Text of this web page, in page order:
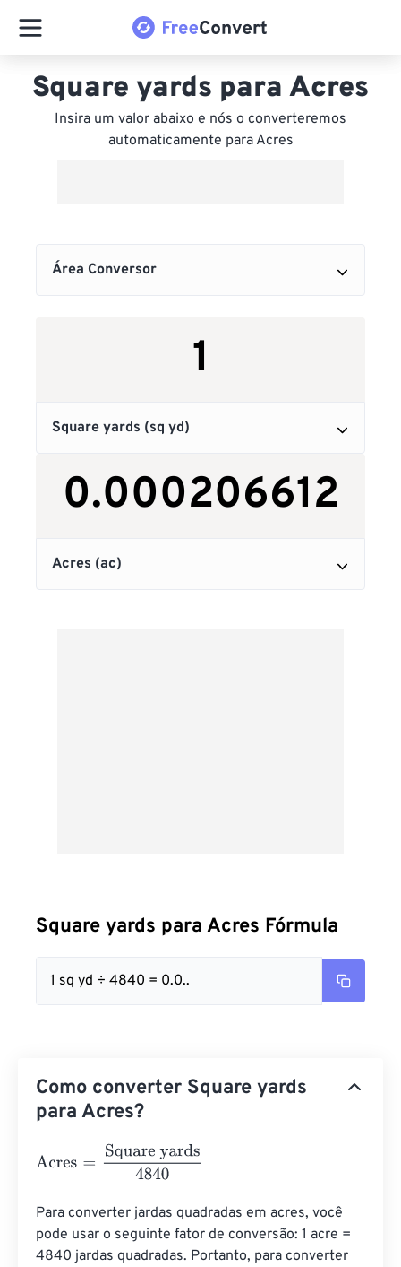
Square yards para Acres
Insira um valor abaixo e nós o converteremos
automaticamente para Acres
Square yards para Acres Fórmula
1 sq yd ÷ 4840 = 0.0..
Como converter Square yards
para Acres?
Acres Square yards4840
Para converter jardas quadradas em acres, você
pode usar o seguinte fator de conversão: 1 acre =
4840 jardas quadradas. Portanto, para converter